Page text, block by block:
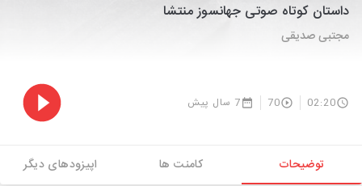
داستان کوتاه صوتی جهانسوز منتشا
مجتبی صدیقی
02:20
70 7 سال پیش
توضیحات کامنت ها اپیزودهای دیگر